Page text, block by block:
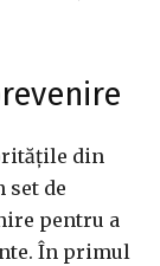
din
set de
pentru a
În primul